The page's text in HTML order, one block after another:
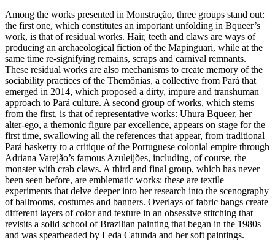
Among the works presented in Monstração, three groups stand out:
the first one, which constitutes an important unfolding in Bqueer’s
work, is that of residual works. Hair, teeth and claws are ways of
producing an archaeological fiction of the Mapinguari, while at the
same time re-signifying remains, scraps and carnival remnants.
These residual works are also mechanisms to create memory of the
sociability practices of the Themônias, a collective from Pará that
emerged in 2014, which proposed a dirty, impure and transhuman
approach to Pará culture. A second group of works, which stems
from the first, is that of representative works: Uhura Bqueer, her
alter-ego, a themonic figure par excellence, appears on stage for the
first time, swallowing all the references that appear, from traditional
Pará basketry to a critique of the Portuguese colonial empire through
Adriana Varejão’s famous Azuleijões, including, of course, the
monster with crab claws. A third and final group, which has never
been seen before, are emblematic works: these are textile
experiments that delve deeper into her research into the scenography
of ballrooms, costumes and banners. Overlays of fabric bangs create
different layers of color and texture in an obsessive stitching that
revisits a solid school of Brazilian painting that began in the 1980s
and was spearheaded by Leda Catunda and her soft paintings.